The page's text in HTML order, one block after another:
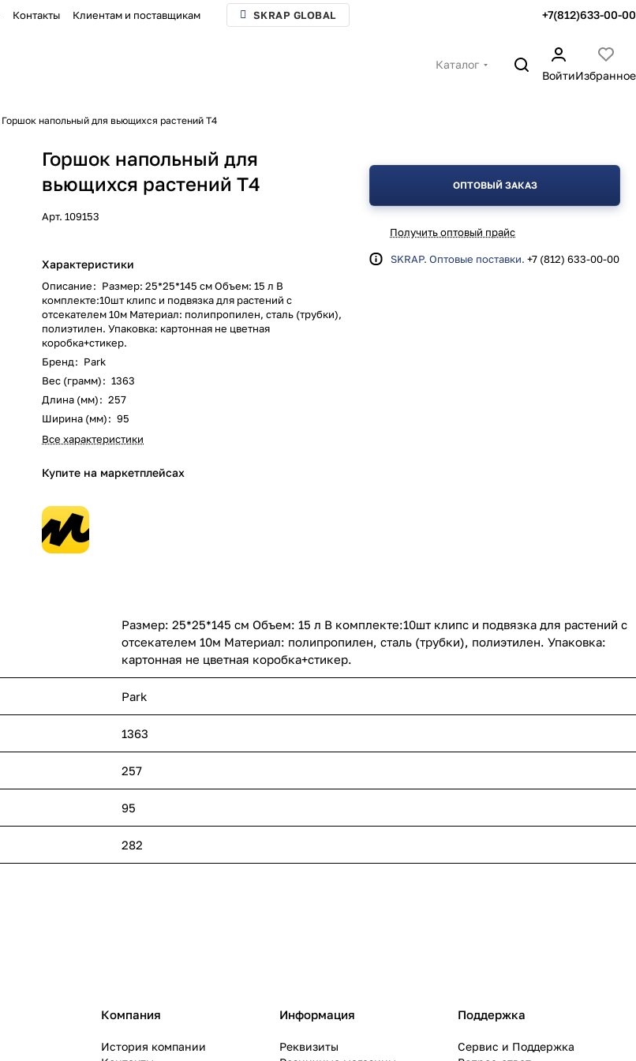
Контакты Клиентам и поставщикам SKRAP GLOBAL +7(812)633-00-00
Каталог
ВойтиИзбранное
Горшок напольный для вьющихся растений T4
Горшок напольный для
вьющихся растений T4
Арт.109153
Характеристики
Описание: Размер: 25*25*145 см Объем: 15 л В
комплекте:10шт клипс и подвязка для растений с
отсекателем 10м Материал: полипропилен, сталь (трубки),
полиэтилен. Упаковка: картонная не цветная
коробка+стикер.
Бренд: Park
Вес (грамм): 1363
Длина (мм): 257
Ширина (мм): 95
Все характеристики
Купите на маркетплейсах
ОПТОВЫЙ ЗАКАЗ
Получить оптовый прайс
SKRAP. Оптовые поставки. +7 (812) 633-00-00
Размер: 25*25*145 см Объем: 15 л В комплекте:10шт клипс и подвязка для растений с
отсекателем 10м Материал: полипропилен, сталь (трубки), полиэтилен. Упаковка:
картонная не цветная коробка+стикер.
Park
1363
257
95
282
Компания
История компании
Информация
Реквизиты
Поддержка
Сервис и Поддержка